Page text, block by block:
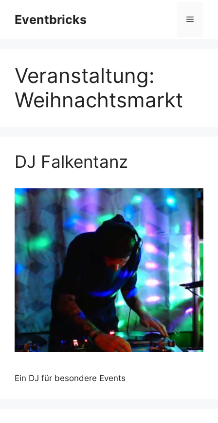
InhaltEventbricks Menü
Veranstaltung:
Weihnachtsmarkt
DJ Falkentanz
Ein DJ für besondere Events